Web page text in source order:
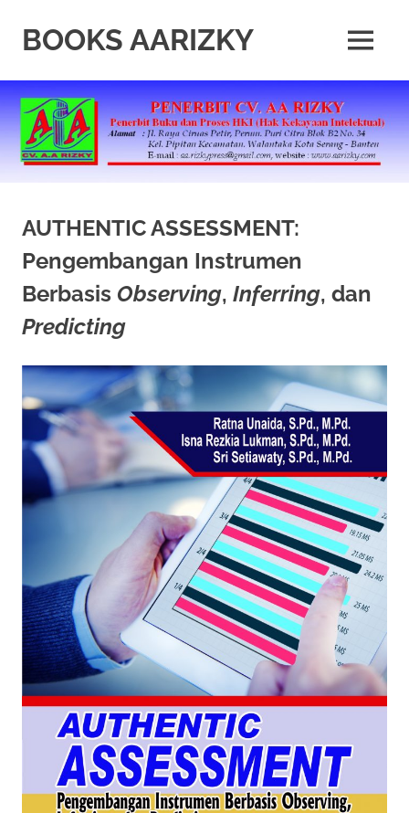
contentBOOKS AARIZKY
Buku
Berkualitas
MENU
AUTHENTIC ASSESSMENT:
Pengembangan Instrumen
Berbasis Observing, Inferring, dan
Predicting